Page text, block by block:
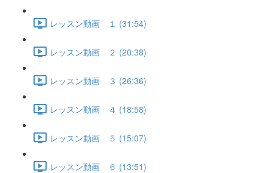
レッスン動画 １ (31:54)
レッスン動画 ２ (20:38)
レッスン動画 ３ (26:36)
レッスン動画 ４ (18:58)
レッスン動画 ５ (15:07)
レッスン動画 ６ (13:51)